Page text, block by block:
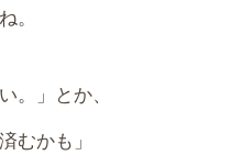
。
。」とか、
むかも」